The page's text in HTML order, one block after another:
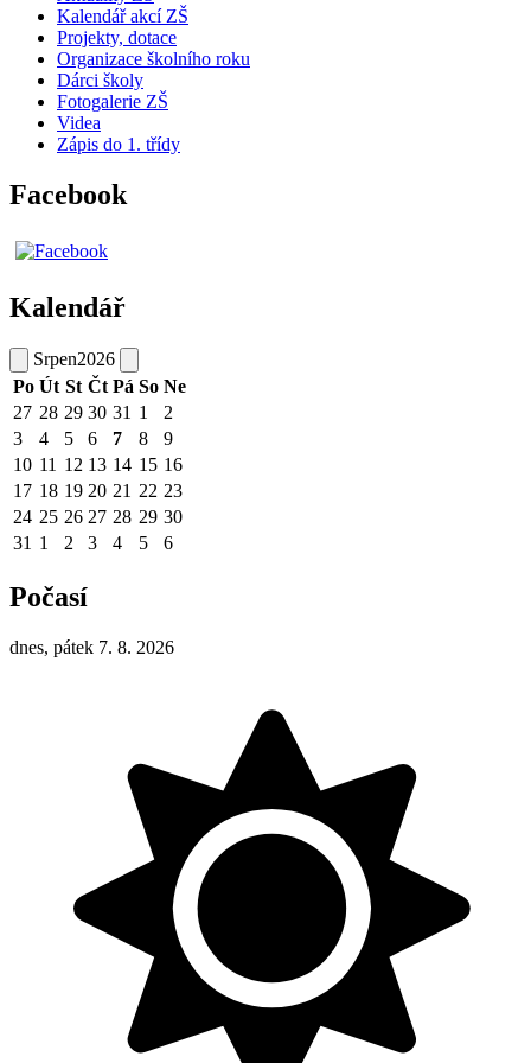
Kalendář akcí ZŠ
Projekty, dotace
Organizace školního roku
Dárci školy
Fotogalerie ZŠ
Videa
Zápis do 1. třídy
Facebook
Kalendář
Srpen2026
Po Út St Čt Pá So Ne
27 28 29 30 31 1
2
3
4 5 6 7 8
9
10 11 12 13 14 15 16
17 18 19 20 21 22 23
24 25 26 27 28 29 30
31 1 2 3 4 5 6
Počasí
dnes, pátek 7. 8. 2026